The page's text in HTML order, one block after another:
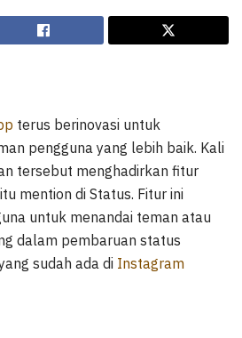
terus berinovasi untuk
pengguna yang lebih baik. Kali
tersebut menghadirkan fitur
mention di Status. Fitur ini
untuk menandai teman atau
dalam pembaruan status
sudah ada di Instagram